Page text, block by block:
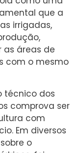
que a
irrigadas,
áreas de
com o mesmo
técnico dos
comprova ser
com
Em diversos
o